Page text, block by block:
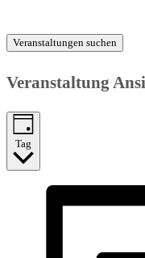
Veranstaltungen suchen
Veranstaltung
Tag